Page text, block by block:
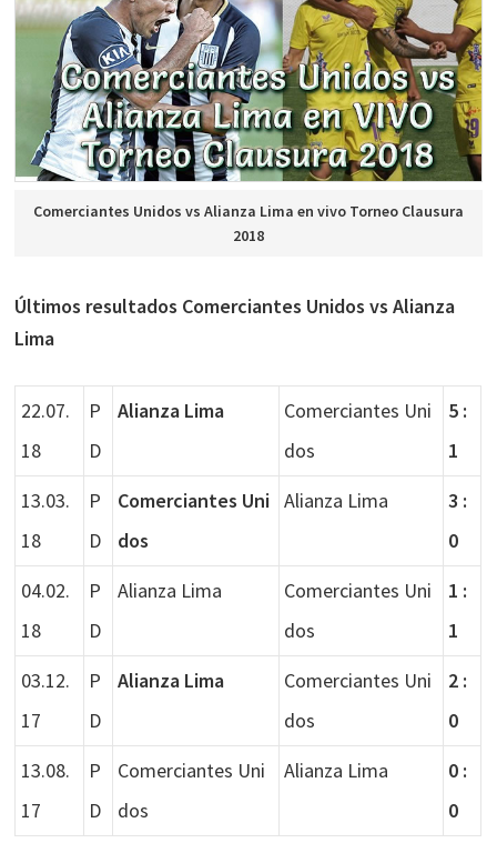
Comerciantes Unidos vs Alianza Lima en vivo Torneo Clausura
2018
Últimos resultados Comerciantes Unidos vs Alianza
Lima
22.07.
18
P
D
Alianza Lima
Comerciantes Uni
dos
5 :
1
13.03.
18
P
D
Comerciantes Uni
dos
Alianza Lima
3 :
0
04.02.
18
P
D
Alianza Lima
Comerciantes Uni
dos
1 :
1
03.12.
17
P
D
Alianza Lima
Comerciantes Uni
dos
2 :
0
13.08.
17
P
D
Comerciantes Uni
dos
Alianza Lima
0 :
0